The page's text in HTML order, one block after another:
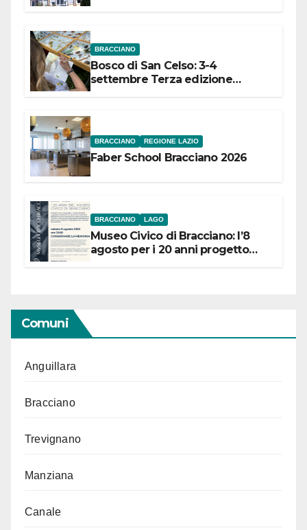
BRACCIANO
Bosco di San Celso: 3-4
settembre Terza edizione
BRACCIANO REGIONE LAZIO
Faber School Bracciano 2026
BRACCIANO LAGO
Museo Civico di Bracciano: l’8
agosto per i 20 anni progetto
Comuni
Anguillara
Bracciano
Trevignano
Manziana
Canale